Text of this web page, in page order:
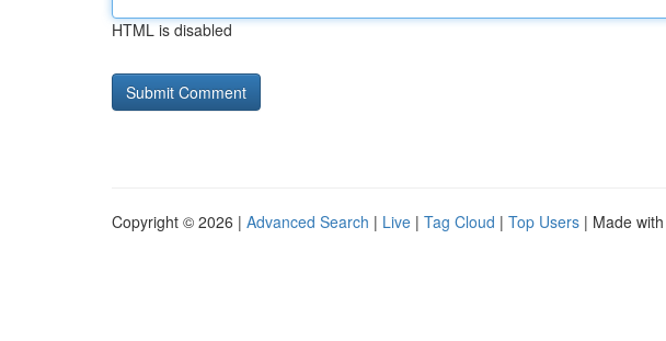
HTML is disabled
Copyright © 2026 | Advanced Search | Live | Tag Cloud | Top Users | Made with